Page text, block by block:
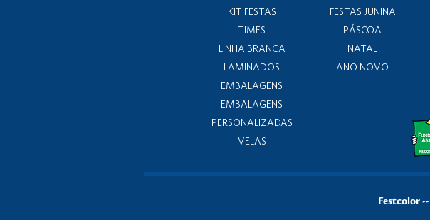
KIT FESTAS
TIMES
LINHA BRANCA
LAMINADOS
EMBALAGENS
EMBALAGENS
PERSONALIZADAS
VELAS
FESTAS JUNINA
PÁSCOA
NATAL
ANO NOVO
Festcolor--